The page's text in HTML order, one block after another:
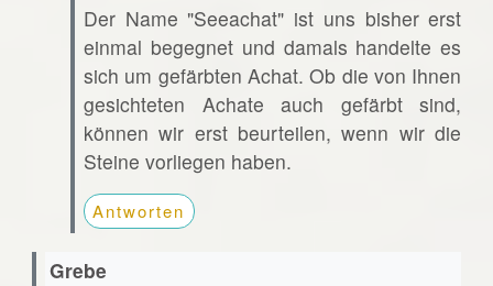
Der Name "Seeachat" ist uns bisher erst
einmal begegnet und damals handelte es
sich um gefärbten Achat. Ob die von Ihnen
gesichteten Achate auch gefärbt sind,
können wir erst beurteilen, wenn wir die
Steine vorliegen haben.
Antworten
Grebe